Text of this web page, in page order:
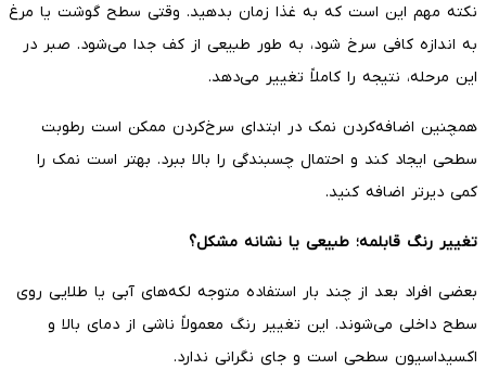
نکته مهم این است که به غذا زمان بدهید. وقتی سطح گوشت یا مرغ
به اندازه کافی سرخ شود، به طور طبیعی از کف جدا می‌شود. صبر در
این مرحله، نتیجه را کاملاً تغییر می‌دهد.
همچنین اضافه‌کردن نمک در ابتدای سرخ‌کردن ممکن است رطوبت
سطحی ایجاد کند و احتمال چسبندگی را بالا ببرد. بهتر است نمک را
کمی دیرتر اضافه کنید.
تغییر رنگ قابلمه؛ طبیعی یا نشانه مشکل؟
بعضی افراد بعد از چند بار استفاده متوجه لکه‌های آبی یا طلایی روی
سطح داخلی می‌شوند. این تغییر رنگ معمولاً ناشی از دمای بالا و
اکسیداسیون سطحی است و جای نگرانی ندارد.